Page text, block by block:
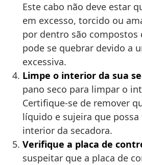
Este cabo não deve estar
em excesso, torcido ou
por dentro são compostos
pode se quebrar devido a
excessiva.
Limpe o interior da sua
pano seco para limpar o
Certifique-se de remover
líquido e sujeira que
interior da secadora.
Verifique a placa de
suspeitar que a placa de